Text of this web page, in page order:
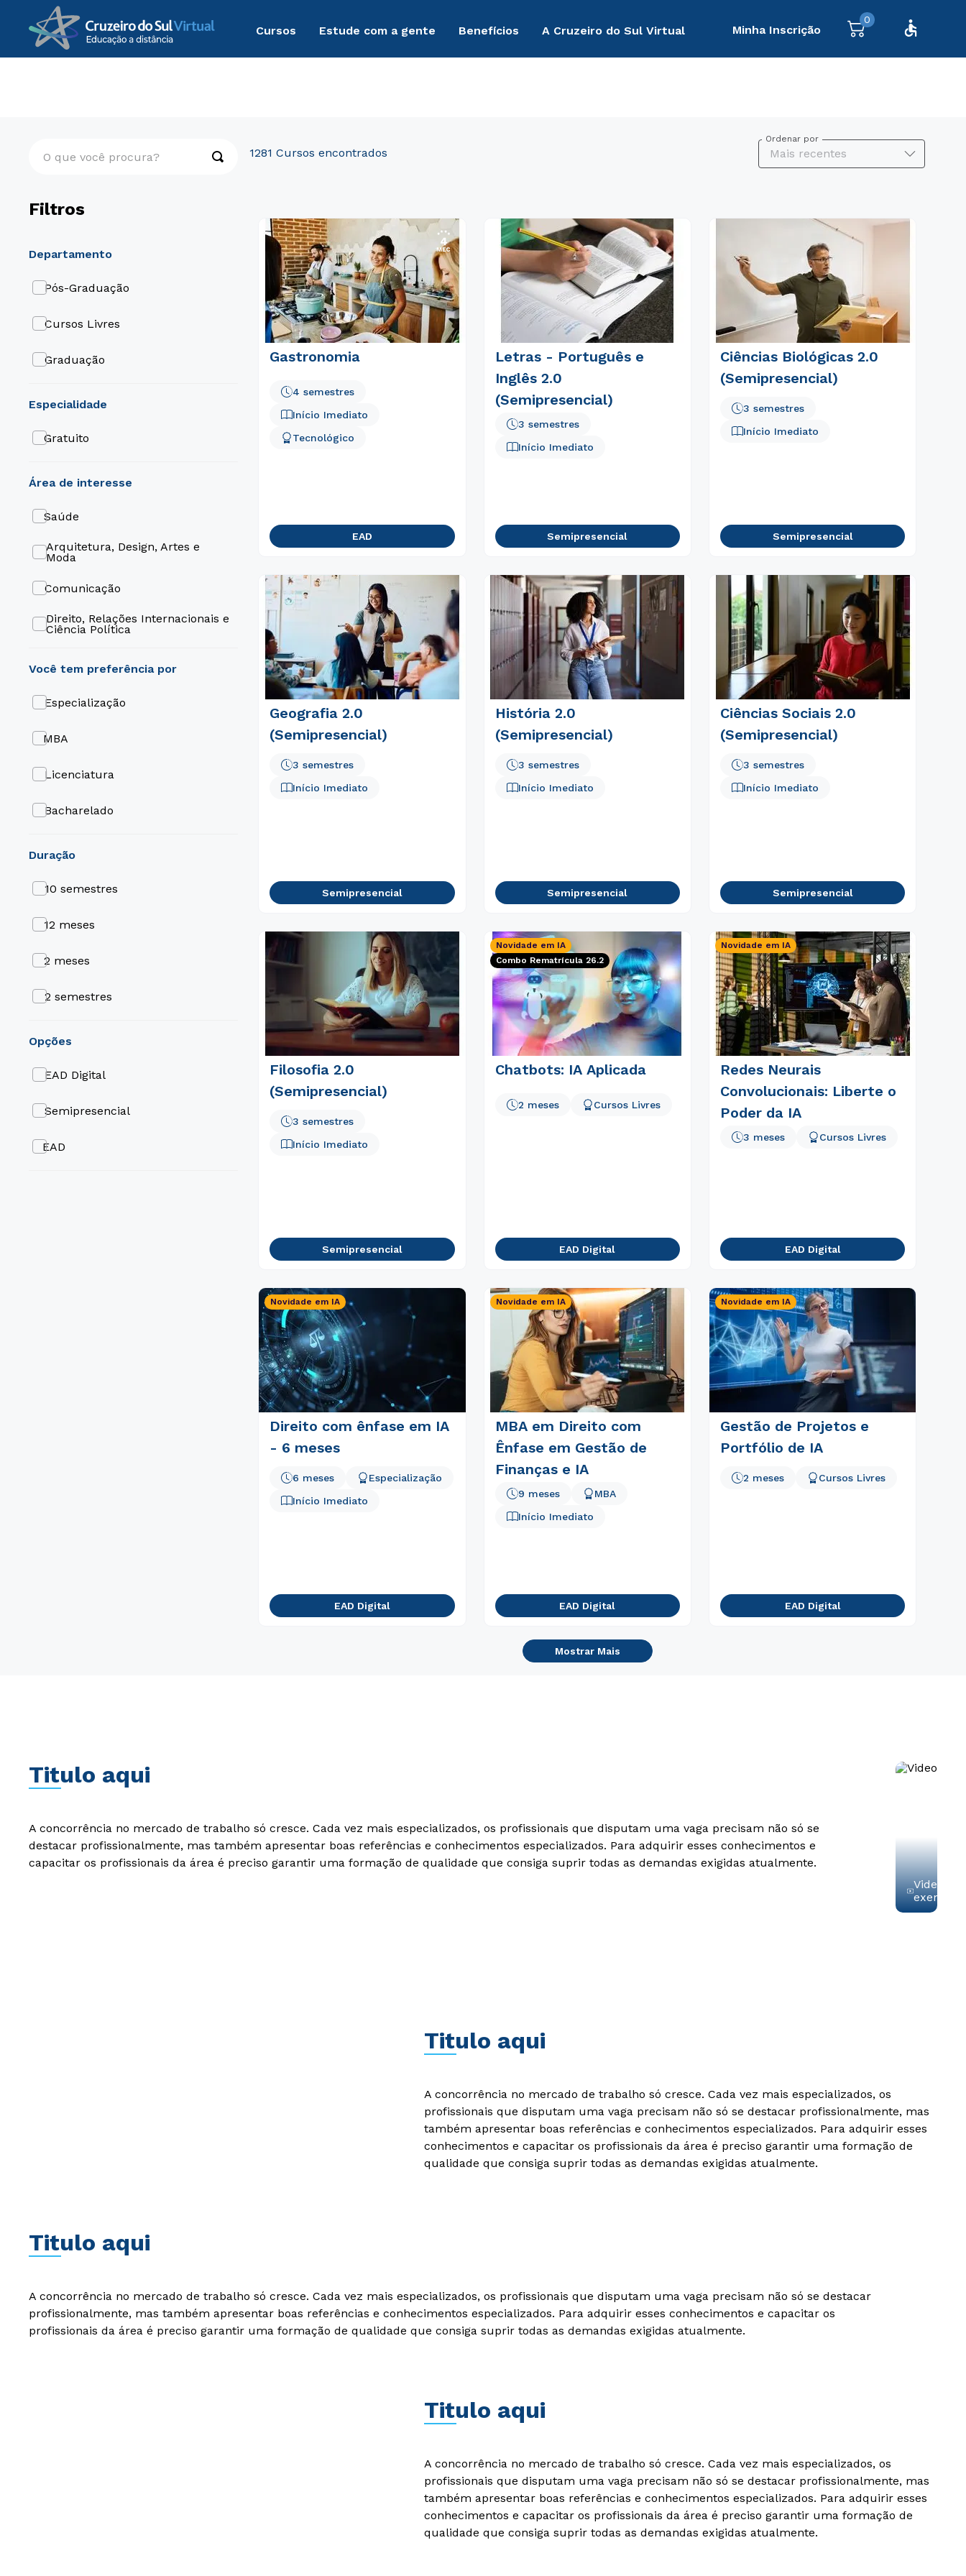
Cursos Estude com a gente Benefícios A Cruzeiro do Sul Virtual Minha Inscrição
0
Filtros
Departamento
Pós-Graduação
Cursos Livres
Graduação
área de interesse
Saúde
Arquitetura, Design, Artes e
Moda
Comunicação
Direito, Relações Internacionais e
Ciência Política
Engenharia e Tecnologia
Gestão e Negócios
Gastronomia e Hospitalidade
duração
10 semestres
12 meses
2 meses
2 semestres
3 semestres
4 semestres
5 semestres
especialidade
Gratuito
opções
EAD Digital
Semipresencial
EAD
Especialização
MBA
Licenciatura
Bacharelado
Formação de Professores R2
ABI (Área Básica de Ingresso)
Cursos Livres
1281
Ordenar por
Mais recentes
Gastronomia
4 semestres
Início Imediato
Tecnológico
EAD
Letras - Português e
Inglês 2.0
(Semipresencial)
3 semestres
Início Imediato
Semipresencial
Ciências Biológicas 2.0
(Semipresencial)
Início Imediato
3 semestres
Semipresencial
Geografia 2.0
(Semipresencial)
Início Imediato
3 semestres
Semipresencial
História 2.0
(Semipresencial)
3 semestres
Início Imediato
Semipresencial
Ciências Sociais 2.0
(Semipresencial)
Início Imediato
3 semestres
Semipresencial
Filosofia 2.0
(Semipresencial)
3 semestres
Início Imediato
Semipresencial
Novidade em IA
Combo Rematrícula 26.2
Chatbots: IA Aplicada
Cursos Livres
2 meses
EAD Digital
Novidade em IA
Redes Neurais
Convolucionais: Liberte o
Poder da IA
Cursos Livres
3 meses
EAD Digital
Novidade em IA
Direito com ênfase em IA
- 6 meses
6 meses
Especialização
Início Imediato
EAD Digital
Novidade em IA
MBA em Direito com
Ênfase em Gestão de
Finanças e IA
MBA
Início Imediato
9 meses
EAD Digital
Novidade em IA
Gestão de Projetos e
Portfólio de IA
Cursos Livres
2 meses
EAD Digital
Mostrar Mais
Titulo aqui
Video de
exemplo
A concorrência no mercado de trabalho só cresce. Cada vez mais especializados, os profissionais que disputam uma vaga precisam não só se
destacar profissionalmente, mas também apresentar boas referências e conhecimentos especializados. Para adquirir esses conhecimentos e
capacitar os profissionais da área é preciso garantir uma formação de qualidade que consiga suprir todas as demandas exigidas atualmente.
Titulo aqui
A concorrência no mercado de trabalho só cresce. Cada vez mais especializados, os
profissionais que disputam uma vaga precisam não só se destacar profissionalmente, mas
também apresentar boas referências e conhecimentos especializados. Para adquirir esses
conhecimentos e capacitar os profissionais da área é preciso garantir uma formação de
qualidade que consiga suprir todas as demandas exigidas atualmente.
Titulo aqui
A concorrência no mercado de trabalho só cresce. Cada vez mais especializados, os profissionais que disputam uma vaga precisam não só se destacar
profissionalmente, mas também apresentar boas referências e conhecimentos especializados. Para adquirir esses conhecimentos e capacitar os
profissionais da área é preciso garantir uma formação de qualidade que consiga suprir todas as demandas exigidas atualmente.
Titulo aqui
A concorrência no mercado de trabalho só cresce. Cada vez mais especializados, os
profissionais que disputam uma vaga precisam não só se destacar profissionalmente, mas
também apresentar boas referências e conhecimentos especializados. Para adquirir esses
conhecimentos e capacitar os profissionais da área é preciso garantir uma formação de
qualidade que consiga suprir todas as demandas exigidas atualmente.